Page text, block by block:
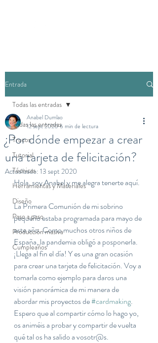
Entrada
Todas las entradas
Trucos
Tutorial
Técnicas
Herramientas y Materiales
Diseño
Paso a paso
Producción masiva
Cumpleaños
Todas las entradas
¿Por dónde empezar a crear
una tarjeta de felicitación?
Anabel Dumlao
12 sept 20206 min de lectura
Actualizado: 13 sept 2020
Hola, soy Anabel y me alegra tenerte aquí.
La Primera Comunión de mi sobrino
pequeño estaba programada para mayo de
este año. Como muchos otros niños de
España, la pandemia obligó a posponerla.
¡Llega al fin el día! Y es una gran ocasión
para crear una tarjeta de felicitación. Voy a
tomarla como ejemplo para daros una
visión panorámica de mi manera de
abordar mis proyectos de #cardmaking.
Espero que al compartir cómo lo hago yo,
os animéis a probar y compartir de vuelta
qué tal os ha salido a vosotr@s.